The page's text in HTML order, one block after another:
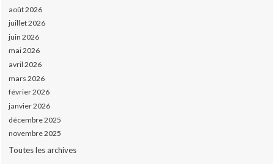
août 2026
juillet 2026
juin 2026
mai 2026
avril 2026
mars 2026
février 2026
janvier 2026
décembre 2025
novembre 2025
Toutes les archives